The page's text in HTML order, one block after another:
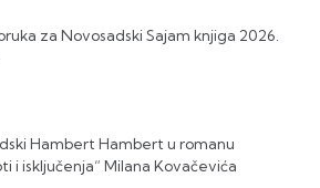
za Novosadski Sajam knjiga 2026.
Hambert Hambert u romanu
i isključenja“ Milana Kovačevića